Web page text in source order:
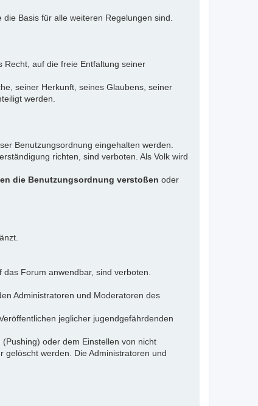
Basis für alle weiteren Regelungen sind.
auf die freie Entfaltung seiner
seiner Herkunft, seines Glaubens, seiner
werden.
Benutzungsordnung eingehalten werden.
richten, sind verboten. Als Volk wird
die Benutzungsordnung verstoßen oder
Forum anwendbar, sind verboten.
Administratoren und Moderatoren des
jeglicher jugendgefährdenden
oder dem Einstellen von nicht
werden. Die Administratoren und